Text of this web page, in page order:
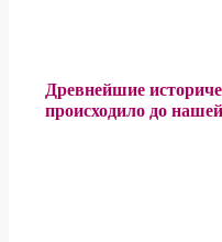
Древнейшие
происходило до